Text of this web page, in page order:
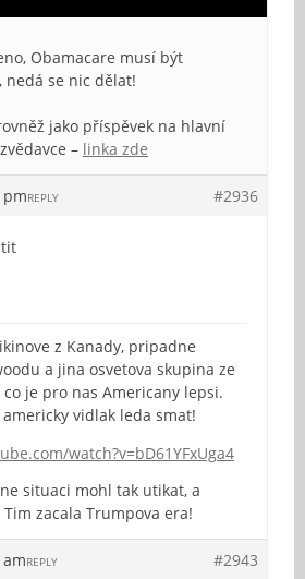
Obamacare musí být
nedá se nic dělat!
jako příspěvek na hlavní
– linka zde
pm #2936
REPLY
z Kanady, pripadne
a jina osvetova skupina ze
je pro nas Americany lepsi.
vidlak leda smat!
watch?v=bD61YFxUga4
situaci mohl tak utikat, a
zacala Trumpova era!
am #2943
REPLY